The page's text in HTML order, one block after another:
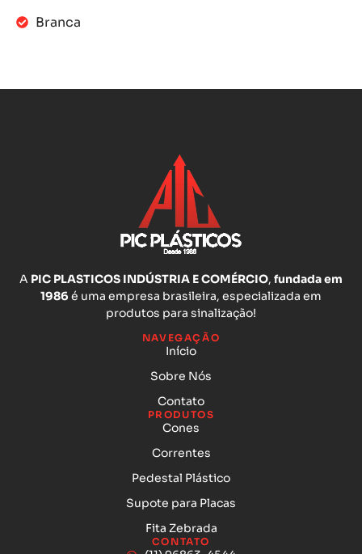
Branca
A PIC PLASTICOS INDÚSTRIA E COMÉRCIO, fundada em
1986 é uma empresa brasileira, especializada em
produtos para sinalização!
NAVEGAÇÃO
Início
Sobre Nós
Contato
PRODUTOS
Cones
Correntes
Pedestal Plástico
Supote para Placas
Fita Zebrada
CONTATO